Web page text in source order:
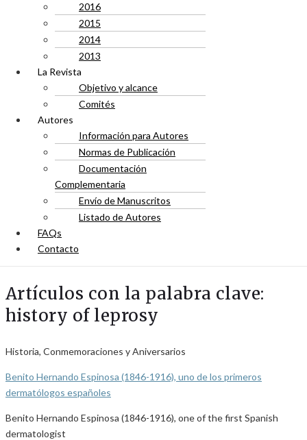
2016
2015
2014
2013
La Revista
Objetivo y alcance
Comités
Autores
Información para Autores
Normas de Publicación
Documentación
Complementaria
Envío de Manuscritos
Listado de Autores
FAQs
Contacto
Artículos con la palabra clave:
history of leprosy
Historia, Conmemoraciones y Aniversarios
Benito Hernando Espinosa (1846-1916), uno de los primeros
dermatólogos españoles
Benito Hernando Espinosa (1846-1916), one of the first Spanish
dermatologist